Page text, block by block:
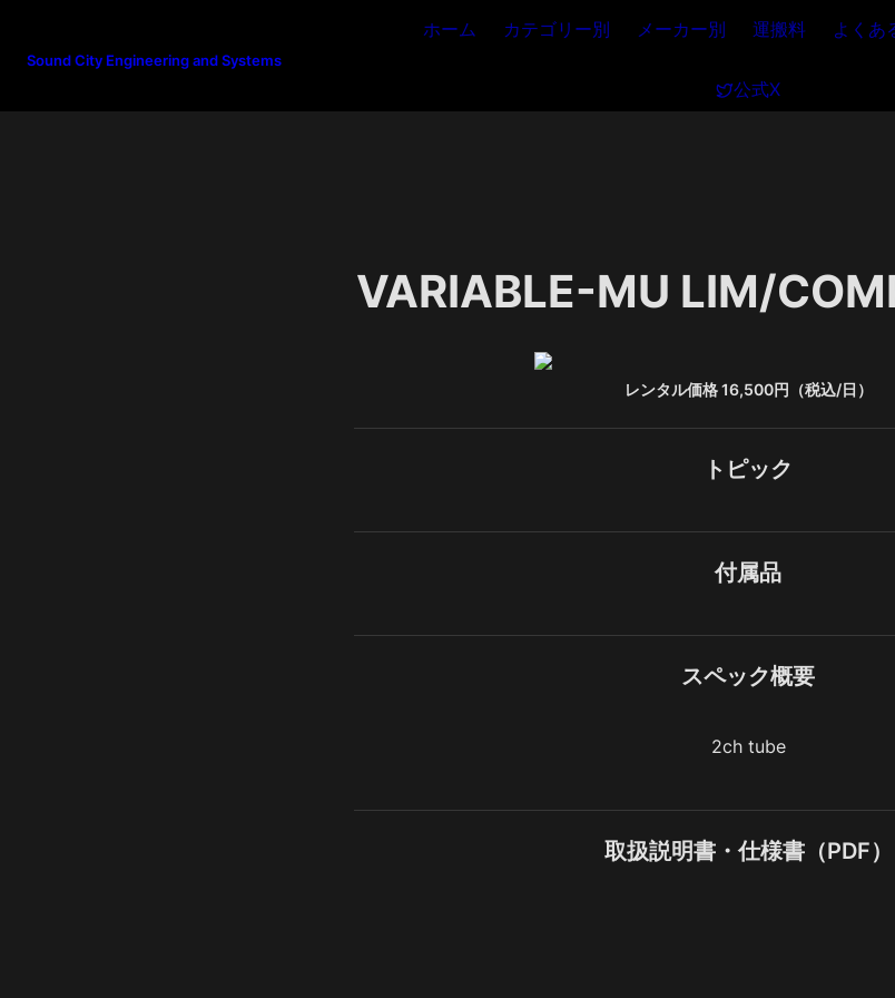
Sound City Engineering and Systems
ホーム カテゴリー別 メーカー別 運搬料 よくあ
公式X
VARIABLE-MU LIM/
レンタル価格 16,500円（税込/日）
トピック
付属品
スペック概要
2ch tube
取扱説明書・仕様書（PDF）